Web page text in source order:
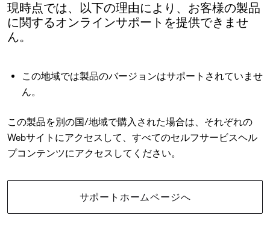
現時点では、以下の理由により、お客様の製品
に関するオンラインサポートを提供できませ
ん。
この地域では製品のバージョンはサポートされていませ
ん。
この製品を別の国/地域で購入された場合は、それぞれの
Webサイトにアクセスして、すべてのセルフサービスヘル
プコンテンツにアクセスしてください。
サポートホームページへ